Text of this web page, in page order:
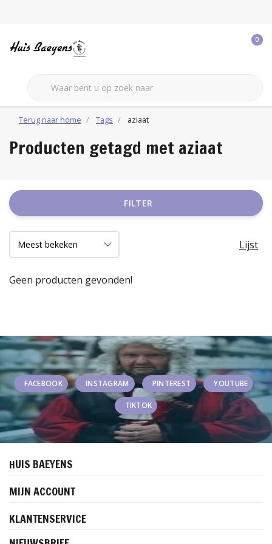
0
Terug naar home Tags aziaat
Producten getagd met aziaat
FILTER
Lijst
Geen producten gevonden!
FACEBOOK INSTAGRAM PINTEREST YOUTUBE
TIKTOK
HUIS BAEYENS
MIJN ACCOUNT
KLANTENSERVICE